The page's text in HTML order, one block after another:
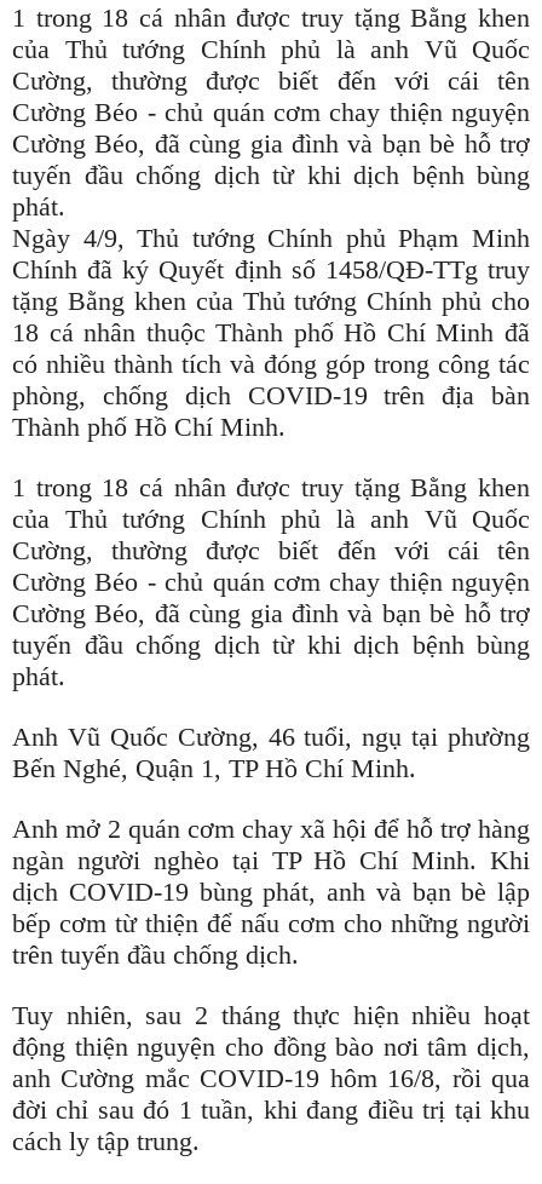
1 trong 18 cá nhân được truy tặng Bằng khen
của Thủ tướng Chính phủ là anh Vũ Quốc
Cường, thường được biết đến với cái tên
Cường Béo - chủ quán cơm chay thiện nguyện
Cường Béo, đã cùng gia đình và bạn bè hỗ trợ
tuyến đầu chống dịch từ khi dịch bệnh bùng
phát.
Ngày 4/9, Thủ tướng Chính phủ Phạm Minh
Chính đã ký Quyết định số 1458/QĐ-TTg truy
tặng Bằng khen của Thủ tướng Chính phủ cho
18 cá nhân thuộc Thành phố Hồ Chí Minh đã
có nhiều thành tích và đóng góp trong công tác
phòng, chống dịch COVID-19 trên địa bàn
Thành phố Hồ Chí Minh.
1 trong 18 cá nhân được truy tặng Bằng khen
của Thủ tướng Chính phủ là anh Vũ Quốc
Cường, thường được biết đến với cái tên
Cường Béo - chủ quán cơm chay thiện nguyện
Cường Béo, đã cùng gia đình và bạn bè hỗ trợ
tuyến đầu chống dịch từ khi dịch bệnh bùng
phát.
Anh Vũ Quốc Cường, 46 tuổi, ngụ tại phường
Bến Nghé, Quận 1, TP Hồ Chí Minh.
Anh mở 2 quán cơm chay xã hội để hỗ trợ hàng
ngàn người nghèo tại TP Hồ Chí Minh. Khi
dịch COVID-19 bùng phát, anh và bạn bè lập
bếp cơm từ thiện để nấu cơm cho những người
trên tuyến đầu chống dịch.
Tuy nhiên, sau 2 tháng thực hiện nhiều hoạt
động thiện nguyện cho đồng bào nơi tâm dịch,
anh Cường mắc COVID-19 hôm 16/8, rồi qua
đời chỉ sau đó 1 tuần, khi đang điều trị tại khu
cách ly tập trung.